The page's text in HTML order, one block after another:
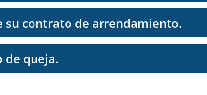
su contrato de arrendamiento.
de queja.